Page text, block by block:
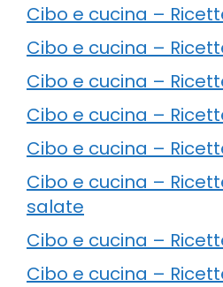
Cibo e cucina –
Cibo e cucina –
Cibo e cucina –
Cibo e cucina –
Cibo e cucina –
Cibo e cucina –
salate
Cibo e cucina –
Cibo e cucina –